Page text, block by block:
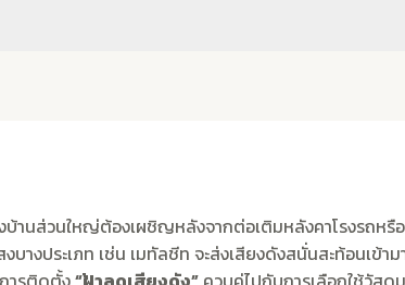
านส่วนใหญ่ต้องเผชิญหลังจากต่อเติมหลังคาโรงรถหรื
างประเภท เช่น เมทัลชีท จะส่งเสียงดังสนั่นสะท้อนเ